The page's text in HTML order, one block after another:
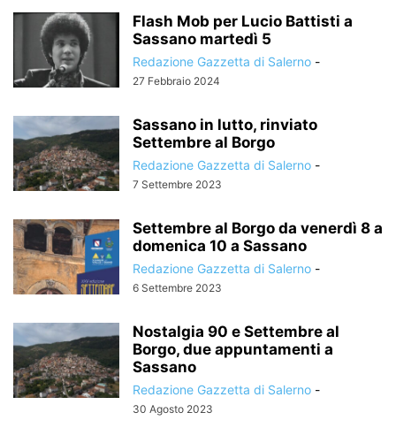
Flash Mob per Lucio Battisti a
Sassano martedì 5
Redazione Gazzetta di Salerno -
27 Febbraio 2024
Sassano in lutto, rinviato
Settembre al Borgo
Redazione Gazzetta di Salerno -
7 Settembre 2023
Settembre al Borgo da venerdì 8 a
domenica 10 a Sassano
Redazione Gazzetta di Salerno -
6 Settembre 2023
Nostalgia 90 e Settembre al
Borgo, due appuntamenti a
Sassano
Redazione Gazzetta di Salerno -
30 Agosto 2023